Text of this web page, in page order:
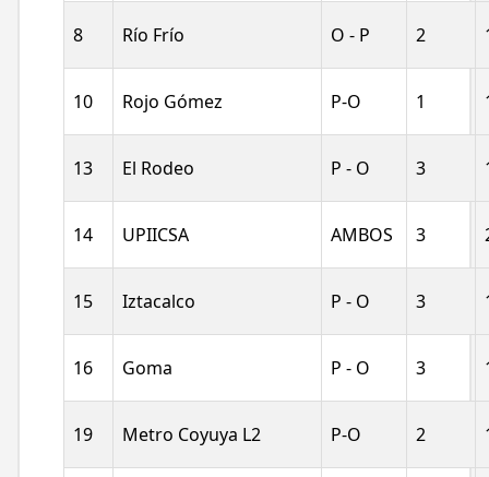
8 Río Frío O - P 2
10 Rojo Gómez P-O 1
13 El Rodeo P - O 3
14 UPIICSA AMBOS 3
15 Iztacalco P - O 3
16 Goma P - O 3
19 Metro Coyuya L2 P-O 2
Iniciar
RFC